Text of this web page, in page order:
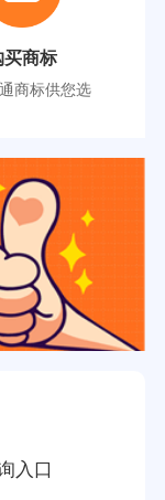
买商标
商标供您选
入口